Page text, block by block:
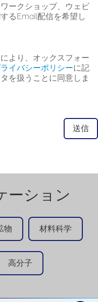
ークショップ、ウェビ
るEmail配信を希望し
より、オックスフォー
イバシーポリシーに記
を扱うことに同意しま
ーション
物 材料科学
高分子